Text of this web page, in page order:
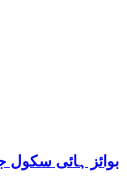
بوائز ہائی سکول